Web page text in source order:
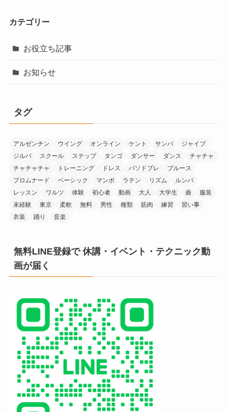
カテゴリー
お役立ち記事
お知らせ
タグ
アルゼンチン ウイング オンライン ケント サンバ
ジャイブ
ジルバ
スクール ステップ タンゴ ダンサー ダンス
チャチャ
チャチャチャ
トレーニング ドレス パソドブレ
ブルース
プロムナード
ベーシック マンボ ラテン リズム
ルンバ
レッスン
ワルツ 体験 初心者 動画 大人 大学生 曲
服装
未経験
東京 柔軟 無料 男性 種類 筋肉 練習
習い事
衣装
踊り 音楽
無料LINE登録で 休講・イベント・テクニック動
画が届く